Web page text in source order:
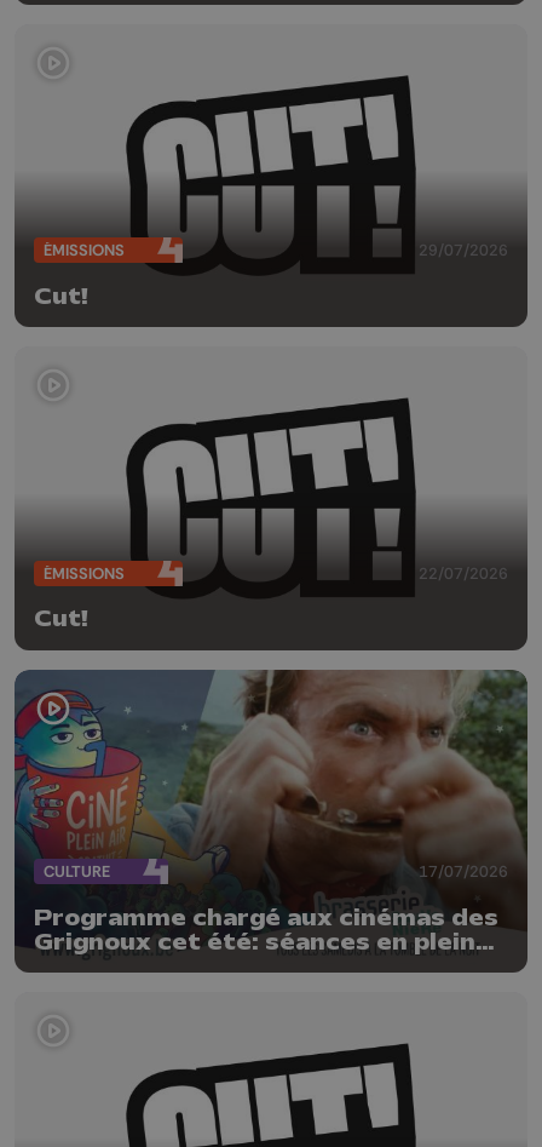
ÉMISSIONS 29/07/2026
Cut!
ÉMISSIONS 22/07/2026
Cut!
CULTURE 17/07/2026
Programme chargé aux cinémas des
Grignoux cet été: séances en plein
air, concerts et plats spéciaux à la